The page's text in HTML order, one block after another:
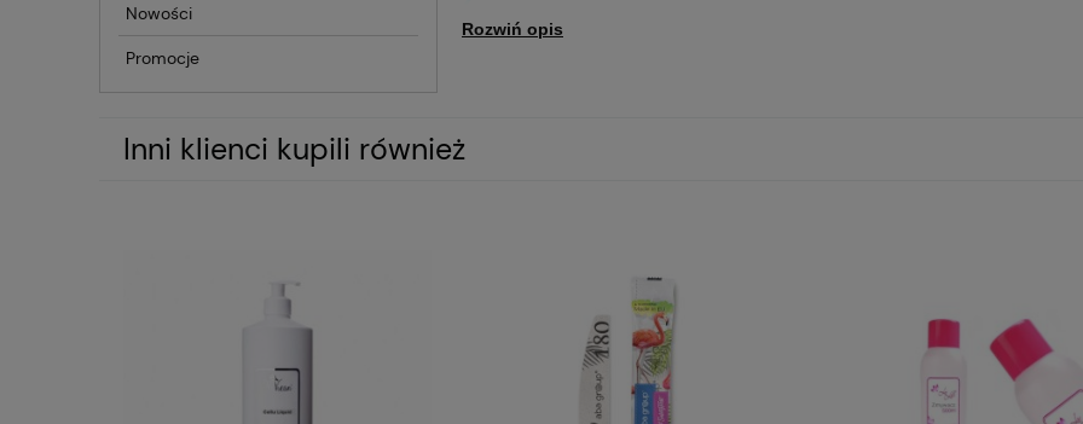
Nowości
Promocje
Nawilżający płyn przewodzący nowej generacji. Jest wzbogacony kwasem
Nawilżający płyn przewodzący nowej generacji. Jest wzbogacony kwasem
skórę nawilżając ją od wewnątrz.
glikol butylenowy i gliceryna nawilżają i wygładzają
kwas hialuronowy doskonale penetruje w skórę pod wpływem zastosowanych
Rozwiń opis
Inni klienci kupili również